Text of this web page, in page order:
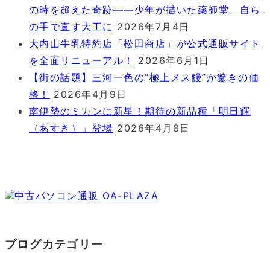
の時を超えた奇跡――少年が描いた薬師堂、自ら
の手で直す大工に 2026年7月4日
大内山牛乳特約店「松田商店」が公式通販サイト
を全面リニューアル！
2026年6月1日
【街の話題】三河一色の“極上メス鰻”が驚きの価
格！
2026年4月9日
南伊勢のミカンに新星！期待の新品種「明日輝
（あすき）」登場 2026年4月8日
中古パソコン通販 OA-PLAZA
ブログカテゴリー